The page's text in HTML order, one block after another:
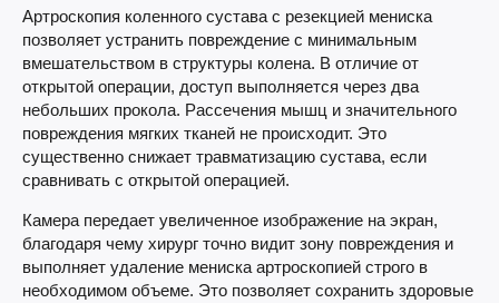
Артроскопия коленного сустава с резекцией мениска
позволяет устранить повреждение с минимальным
вмешательством в структуры колена. В отличие от
открытой операции, доступ выполняется через два
небольших прокола. Рассечения мышц и значительного
повреждения мягких тканей не происходит. Это
существенно снижает травматизацию сустава, если
сравнивать с открытой операцией.
Камера передает увеличенное изображение на экран,
благодаря чему хирург точно видит зону повреждения и
выполняет удаление мениска артроскопией строго в
необходимом объеме. Это позволяет сохранить здоровые